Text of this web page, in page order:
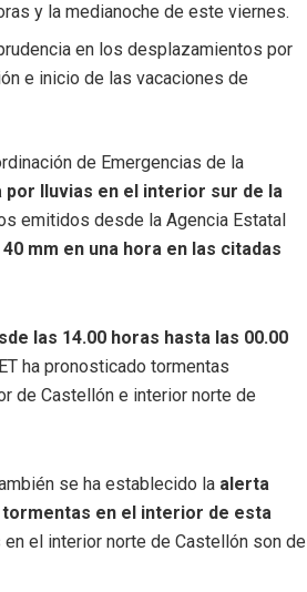
y la medianoche de este viernes.
en los desplazamientos por
e inicio de las vacaciones de
de Emergencias de la
por lluvias en el interior sur de la
emitidos desde la Agencia Estatal
mm en una hora en las citadas
las 14.00 horas hasta las 00.00
ha pronosticado tormentas
de Castellón e interior norte de
se ha establecido la alerta
en el interior de esta
el interior norte de Castellón son de